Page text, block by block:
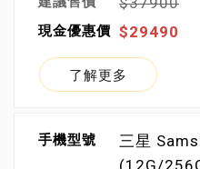
$29490
了解更多
三星
(12G/